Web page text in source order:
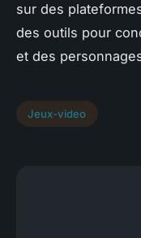
sur des
des outils pour
et des
Jeux-video